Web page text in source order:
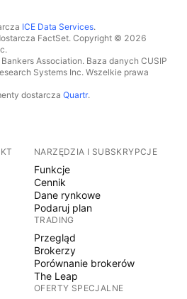
ICE Data Services.
FactSet. Copyright © 2026
Association. Baza danych CUSIP
Systems Inc. Wszelkie prawa
dostarcza Quartr.
NARZĘDZIA I SUBSKRYPCJE
Funkcje
Cennik
Dane rynkowe
Podaruj plan
TRADING
Przegląd
Brokerzy
Porównanie brokerów
The Leap
OFERTY SPECJALNE